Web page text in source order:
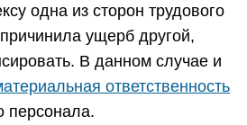
одна из сторон трудового
ущерб другой,
В данном случае и
ответственность
персонала.